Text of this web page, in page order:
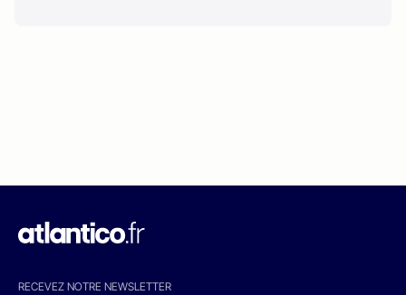
RECEVEZ NOTRE NEWSLETTER